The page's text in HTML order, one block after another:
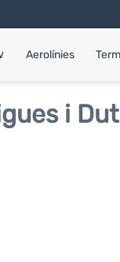
Aerolínies
i